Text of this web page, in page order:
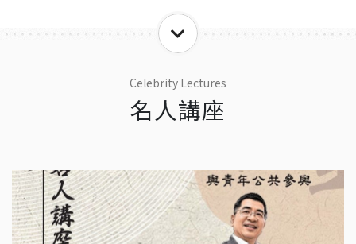
Celebrity Lectures
名人講座